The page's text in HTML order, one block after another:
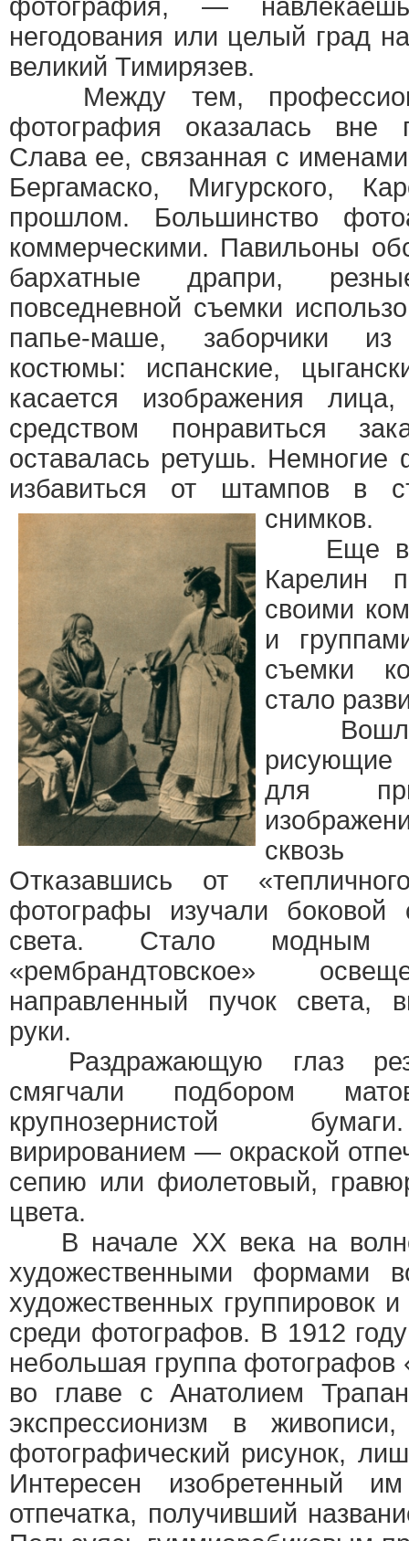
фотография, —
негодования или целый град
великий Тимирязев.
Между тем,
фотография оказалась вне
Слава ее, связанная с
Бергамаско, Мигурского,
прошлом. Большинство
коммерческими. Павильоны
бархатные драпри,
повседневной съемки
папье-маше, заборчики
костюмы: испанские,
касается изображения
средством понравиться
оставалась ретушь.
избавиться от штампов в
снимков.
Еще в
Карелин
своими
и
съемки
стало
Вошли
рисующие
для
сквозь
Отказавшись от
фотографы изучали боковой
света. Стало модным
«рембрандтовское»
направленный пучок
руки.
Раздражающую глаз
смягчали подбором
крупнозернистой
вирированием — окраской
сепию или фиолетовый,
цвета.
В начале XX века на
художественными формами
художественных группировок
среди фотографов. В 1912
небольшая группа фотографов
во главе с Анатолием
экспрессионизм в
фотографический рисунок,
Интересен изобретенный
отпечатка, получивший